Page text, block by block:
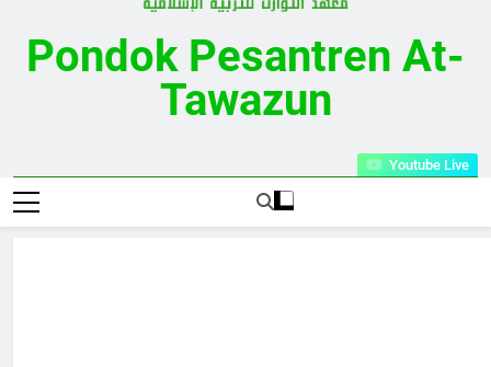
Pondok Pesantren At-
Tawazun
Youtube Live